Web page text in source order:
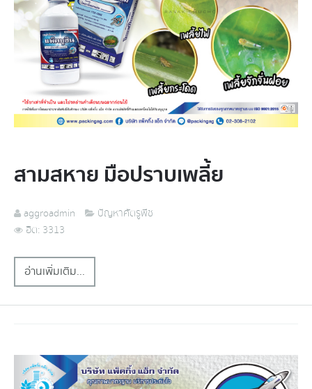
สามสหาย มือปราบเพลี้ย
aggroadmin
ปัญหาศัตรูพืช
ฮิต: 3313
อ่านเพิ่มเติม...